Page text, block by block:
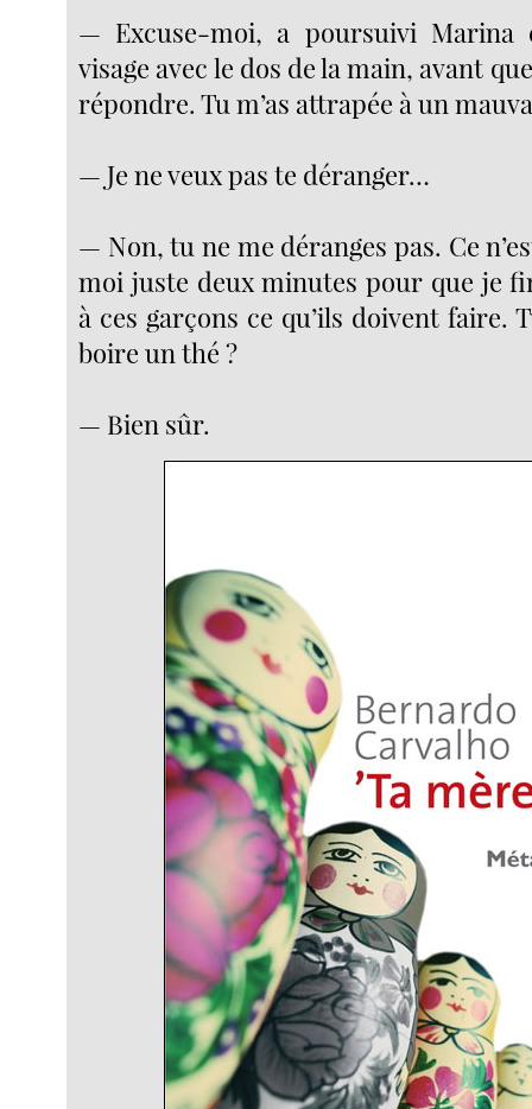
— Excuse-moi, a poursuivi Marina
visage avec le dos de la main, avant
répondre. Tu m’as attrapée à un
— Je ne veux pas te déranger…
— Non, tu ne me déranges pas. Ce
moi juste deux minutes pour que je
à ces garçons ce qu’ils doivent faire.
boire un thé ?
— Bien sûr.